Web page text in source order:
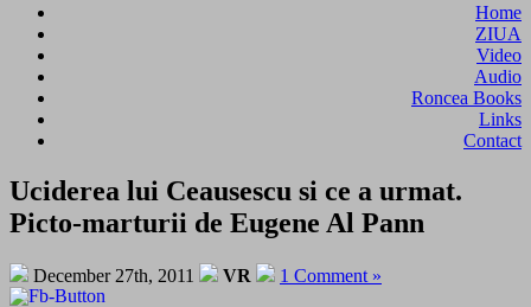
Home
ZIUA
Video
Audio
Roncea Books
Links
Contact
Uciderea lui Ceausescu si ce a urmat.
Picto-marturii de Eugene Al Pann
December 27th, 2011 VR 1 Comment »